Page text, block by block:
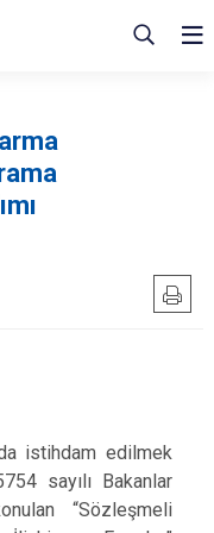
istihdam edilmek
sayılı Bakanlar
“Sözleşmeli